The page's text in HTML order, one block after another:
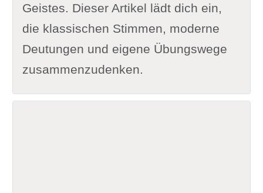
Geistes. Dieser Artikel lädt dich ein,
die klassischen Stimmen, moderne
Deutungen und eigene Übungswege
zusammenzudenken.